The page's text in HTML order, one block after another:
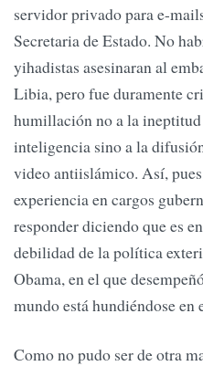
servidor privado para e-
Secretaria de Estado. No
yihadistas asesinaran al
Libia, pero fue duramente
humillación no a la
inteligencia sino a la
video antiislámico. Así,
experiencia en cargos
responder diciendo que es
debilidad de la política
Obama, en el que
mundo está hundiéndose en
Como no pudo ser de otra